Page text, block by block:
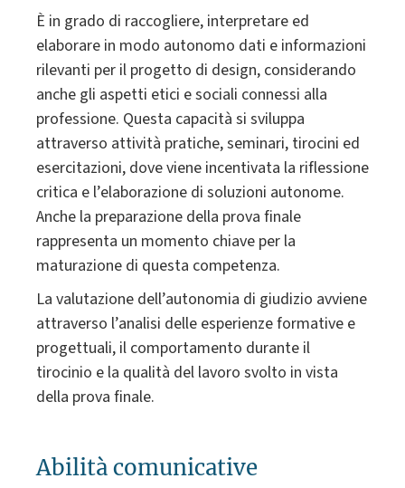
È in grado di raccogliere, interpretare ed
elaborare in modo autonomo dati e informazioni
rilevanti per il progetto di design, considerando
anche gli aspetti etici e sociali connessi alla
professione. Questa capacità si sviluppa
attraverso attività pratiche, seminari, tirocini ed
esercitazioni, dove viene incentivata la riflessione
critica e l’elaborazione di soluzioni autonome.
Anche la preparazione della prova finale
rappresenta un momento chiave per la
maturazione di questa competenza.
La valutazione dell’autonomia di giudizio avviene
attraverso l’analisi delle esperienze formative e
progettuali, il comportamento durante il
tirocinio e la qualità del lavoro svolto in vista
della prova finale.
Abilità comunicative